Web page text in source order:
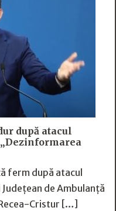
după atacul
ferm după atacul
de Ambulanță
Cristur […]